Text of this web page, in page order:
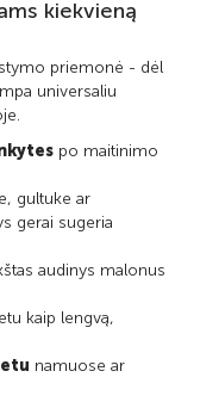
kiekvieną
priemonė - dėl
universaliu
po maitinimo
gultuke ar
gerai sugeria
audinys malonus
kaip lengvą,
namuose ar